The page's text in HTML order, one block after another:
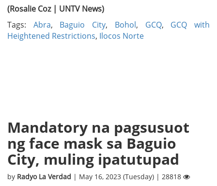
(Rosalie Coz | UNTV News)
Tags: Abra, Baguio City, Bohol, GCQ, GCQ with
Heightened Restrictions, Ilocos Norte
Mandatory na pagsusuot
ng face mask sa Baguio
City, muling ipatutupad
by Radyo La Verdad | May 16, 2023 (Tuesday) | 28818